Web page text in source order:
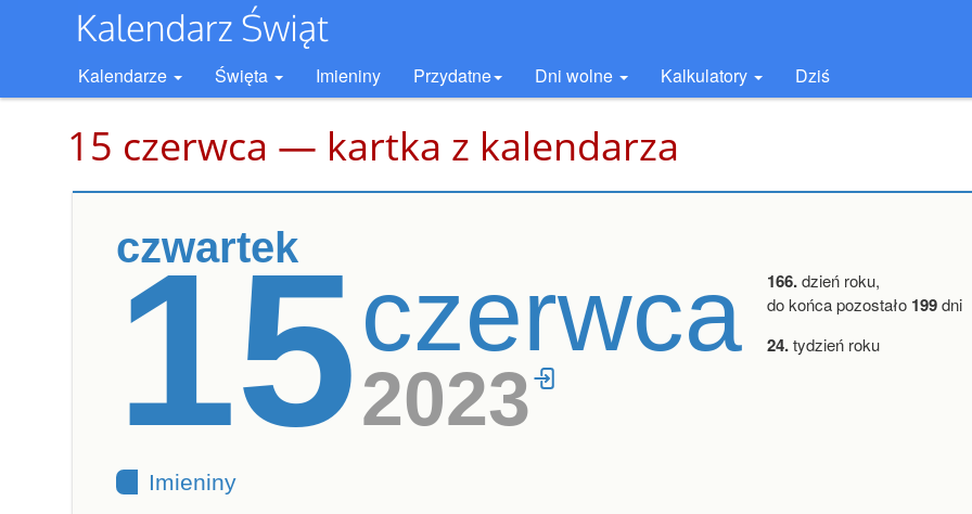
Kalendarze Święta Imieniny Przydatne Dni wolne Kalkulatory Dziś
15 czerwca — kartka z kalendarza
czwartek
15czerwca
2023
166.dzień roku,
do końca pozostało 199dni
24.tydzień roku
Imieniny